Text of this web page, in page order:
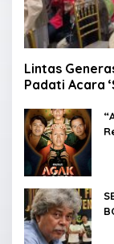
Lintas
Padati Acara